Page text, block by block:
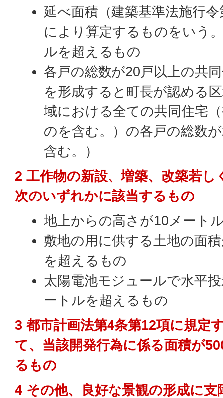
延べ面積（建築基準法施行
により算定するものをいう
ルを超えるもの
各戸の総数が20戸以上の共
を形成すると町長が認める
域における全ての共同住宅
のを含む。）の各戸の総数
含む。）
2 工作物の新設、増築、改築若
次のいずれかに該当するもの
地上からの高さが10メート
敷地の用に供する土地の面
を超えるもの
太陽電池モジュールで水平
ートルを超えるもの
3 都市計画法第4条第12項に規定
て、当該開発行為に係る面積が
るもの
4 その他、良好な景観の形成に